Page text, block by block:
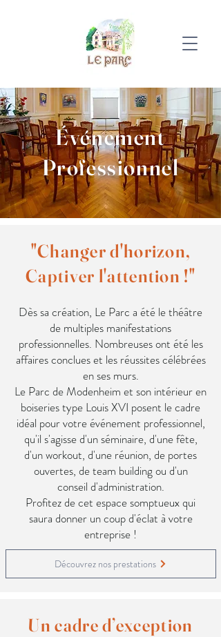
Événement
Professionnel
"Changer d'horizon,
Captiver l'attention !"
Dès sa création, Le Parc a été le théâtre
de multiples manifestations
professionnelles. Nombreuses ont été les
affaires conclues et les réussites célébrées
en ses murs.
Le Parc de Modenheim et son intérieur en
boiseries type Louis XVI posent le cadre
idéal pour votre événement professionnel,
qu'il s'agisse d'un séminaire, d'une fête,
d'un workout, d'une réunion, de portes
ouvertes, de team building ou d'un
conseil d'administration.
Profitez de cet espace somptueux qui
saura donner un coup d'éclat à votre
entreprise !
Découvrez nos prestations
Un cadre d’exception